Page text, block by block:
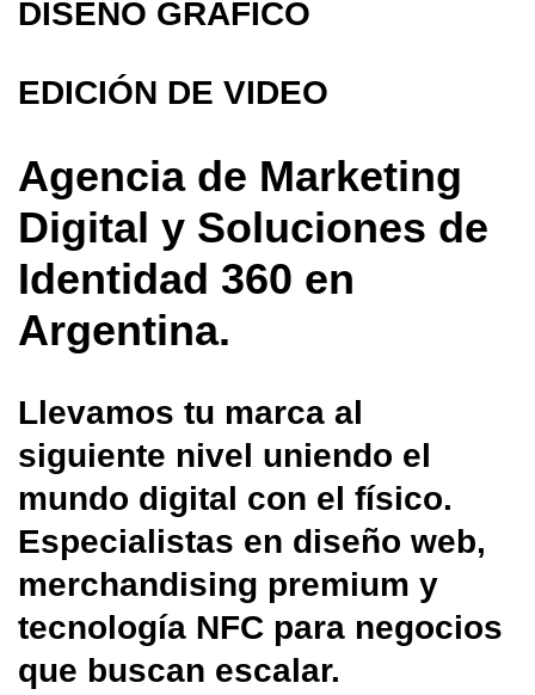
DISEÑO GRAFICO
EDICIÓN DE VIDEO
Agencia de Marketing
Digital y Soluciones de
Identidad 360 en
Argentina.
Llevamos tu marca al
siguiente nivel uniendo el
mundo digital con el físico.
Especialistas en diseño web,
merchandising premium y
tecnología NFC para negocios
que buscan escalar.